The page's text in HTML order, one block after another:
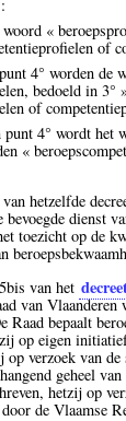
«
of
4° worden de
bedoeld in 3°
of
4° wordt het
«
hetzelfde
dienst
toezicht op de
van het
van Vlaanderen
Raad bepaalt
op eigen
verzoek van de
geheel
hetzij op
de Vlaamse